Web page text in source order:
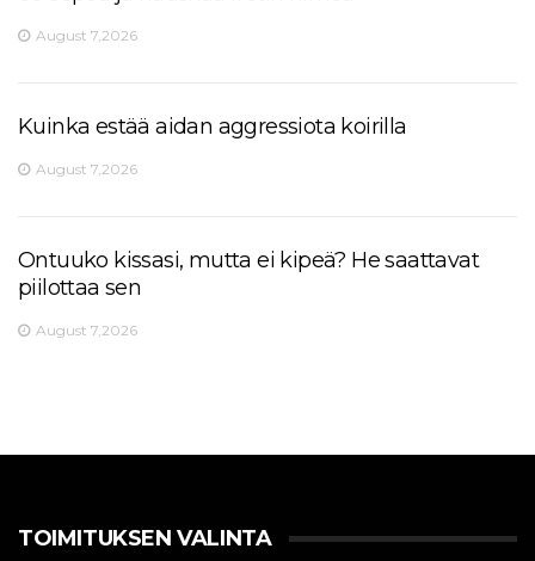
August 7,2026
Kuinka estää aidan aggressiota koirilla
August 7,2026
Ontuuko kissasi, mutta ei kipeä? He saattavat
piilottaa sen
August 7,2026
TOIMITUKSEN VALINTA